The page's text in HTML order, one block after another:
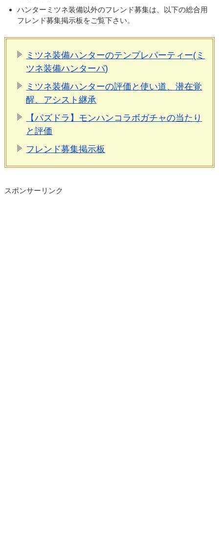
ハンターミツネ装備以外のフレンド募集は、以下の総合用
フレンド募集掲示板をご覧下さい。
ミツネ装備ハンターのテンプレパーティー(ミ
ツネ装備ハンターパ)
ミツネ装備ハンターの評価と使い道、潜在覚
醒、アシスト継承
【パズドラ】モンハンコラボガチャの当たり
と評価
フレンド募集掲示板
スポンサーリンク